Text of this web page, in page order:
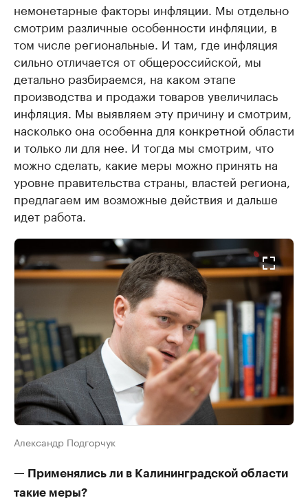
немонетарные факторы инфляции. Мы отдельно
смотрим различные особенности инфляции, в
том числе региональные. И там, где инфляция
сильно отличается от общероссийской, мы
детально разбираемся, на каком этапе
производства и продажи товаров увеличилась
инфляция. Мы выявляем эту причину и смотрим,
насколько она особенна для конкретной области
и только ли для нее. И тогда мы смотрим, что
можно сделать, какие меры можно принять на
уровне правительства страны, властей региона,
предлагаем им возможные действия и дальше
идет работа.
Александр Подгорчук
— Применялись ли в Калининградской области
такие меры?